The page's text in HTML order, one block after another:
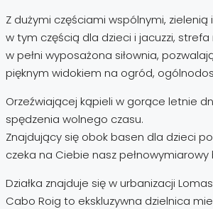
Z dużymi częściami wspólnymi,
w tym częścią dla dzieci i jacuzzi,
w pełni wyposażona siłownia,
pięknym widokiem na ogród,
Orzeźwiającej kąpieli w gorące letnie
spędzenia wolnego czasu.
Znajdujący się obok basen dla dzieci
czeka na Ciebie nasz pełnowymiarowy
Działka znajduje się w urbanizacji
Cabo Roig to ekskluzywna dzielnica